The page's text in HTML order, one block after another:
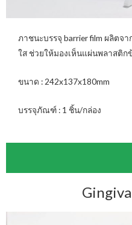
ภาชนะบรรจุ barrier film ผลิตจ
ใส ช่วยให้มองเห็นแผ่นพลาสติก
ขนาด : 242x137x180mm
บรรจุภัณฑ์ : 1 ชิ้น/กล่อง